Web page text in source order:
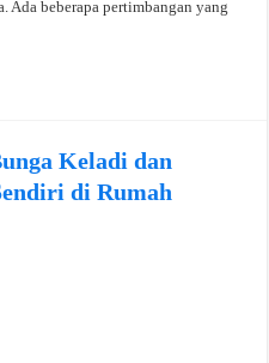
Ada beberapa pertimbangan yang
Keladi dan
di Rumah